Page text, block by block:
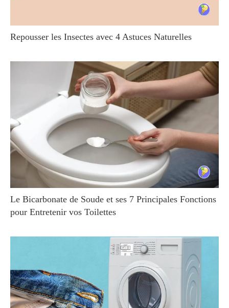
Repousser les Insectes avec 4 Astuces Naturelles
Le Bicarbonate de Soude et ses 7 Principales Fonctions
pour Entretenir vos Toilettes